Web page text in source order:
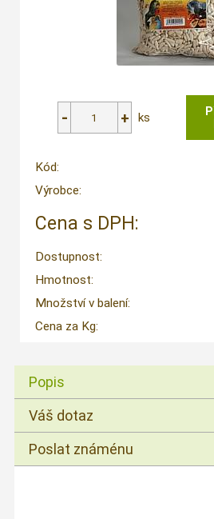
ks
Kód:
Výrobce:
Cena s DPH:
Dostupnost:
Hmotnost:
Množství v balení:
Cena za Kg:
Popis
Váš dotaz
Poslat známénu